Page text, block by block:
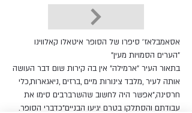
אסאמבלאז' סיפרו של הסופר איטאלו קאלווינו
"הערים הסמויות מעין"
בתאור העיר "ארמילה" אין בה קירות שום דבר העושה
אותה לעיר ,מלבד צינורות מיים ,ברזים ,ניאגארות,כלי
חרסינה,"אפשר היה לחשוב שהשרברבים סימו את
עבודתם והסתלקו בטרם יגיעו הבניים"כדברי הסופר.